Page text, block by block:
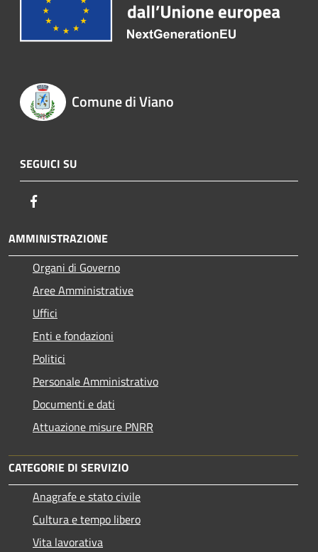
Comune di Viano
SEGUICI SU
AMMINISTRAZIONE
Organi di Governo
Aree Amministrative
Uffici
Enti e fondazioni
Politici
Personale Amministrativo
Documenti e dati
Attuazione misure PNRR
CATEGORIE DI SERVIZIO
Anagrafe e stato civile
Cultura e tempo libero
Vita lavorativa